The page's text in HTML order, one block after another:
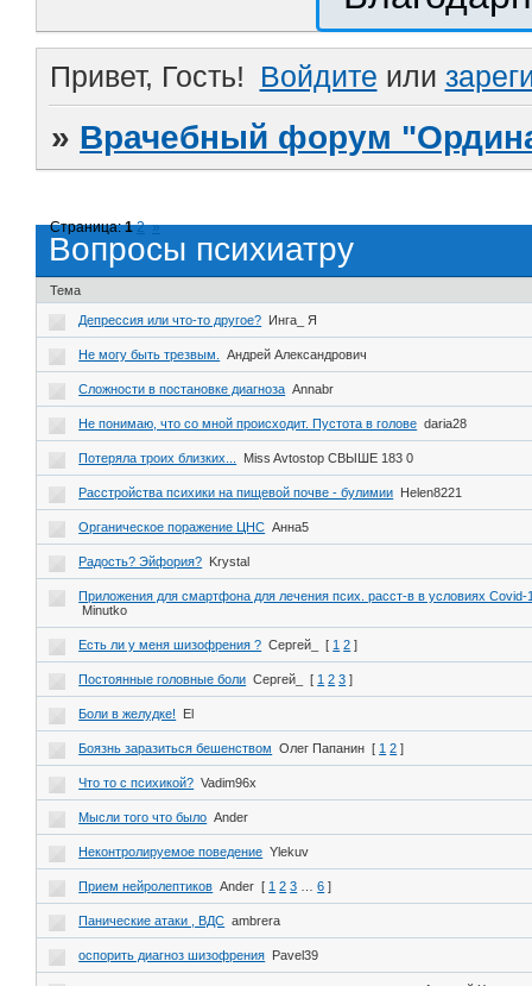
Привет, Гость! Войдите или
» Врачебный форум
Вопросы психиатру
Страница:1 2 »
Тема
Депрессия или что-то другое? Инга_ Я
Не могу быть трезвым. Андрей Александрович
Сложности в постановке диагноза Annabr
Не понимаю, что со мной происходит. Пустота в голове daria28
Потеряла троих близких... Miss Avtostop СВЫШЕ 183 0
Расстройства психики на пищевой почве - булимии Helen8221
Органическое поражение ЦНС Анна5
Радость? Эйфория? Krystal
Приложения для смартфона для лечения псих. расст-в в условиях Covid-
Minutko
Есть ли у меня шизофрения ? Сергей_ [ 1 2 ]
Постоянные головные боли Сергей_ [ 1 2 3 ]
Боли в желудке! El
Боязнь заразиться бешенством Олег Папанин [ 1 2 ]
Что то с психикой? Vadim96x
Мысли того что было Ander
Неконтролируемое поведение Ylekuv
Прием нейролептиков Ander [ 1 2 3 6 ]
Панические атаки , ВДС ambrera
оспорить диагноз шизофрения Pavel39